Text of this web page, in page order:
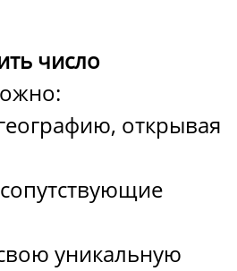
число
открывая
уникальную